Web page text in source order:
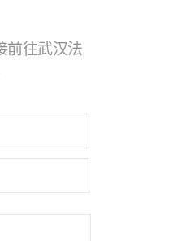
前往武汉法